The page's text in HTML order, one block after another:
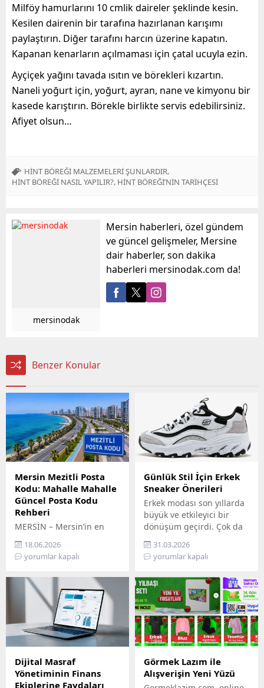
Milföy hamurlarını 10 cmlik daireler şeklinde kesin.
Kesilen dairenin bir tarafına hazırlanan karışımı
paylaştırın. Diğer tarafını harcın üzerine kapatın.
Kapanan kenarların açılmaması için çatal ucuyla ezin.
Ayçiçek yağını tavada ısıtın ve börekleri kızartın.
Naneli yoğurt için, yoğurt, ayran, nane ve kimyonu bir
kasede karıştırın. Börekle birlikte servis edebilirsiniz.
Afiyet olsun…
HİNT BÖREĞİ MALZEMELERİ ŞUNLARDIR
HİNT BÖREĞİ NASIL YAPILIR? HİNT BÖREĞİ’NİN TARİHÇESİ
mersinodak
Mersin haberleri, özel gündem
ve güncel gelişmeler, Mersine
dair haberler, son dakika
haberleri mersinodak.com da!
Benzer Konular
Mersin Mezitli Posta
Kodu: Mahalle Mahalle
Güncel Posta Kodu
Rehberi
MERSİN – Mersin’in en
hızlı gelişen ilçelerinden
biri olan Mezitli, artan
nüfusu ve büyüyen
çekiyor. Resmi işlemlerden
kargo gönderilerine, e-
ticaretten adres
kayıtlarına kadar birçok
alanda doğru posta
kodunun kullanılması
büyük önem taşıyor.
Vatandaşlar tarafından
sıkça araştırılan “Mersin
18.06.2026
yorumlar kapalı
Günlük Stil İçin Erkek
Sneaker Önerileri
Erkek modası son yıllarda
büyük ve etkileyici bir
dönüşüm geçirdi. Çok da
uzak olmayan bir
geçmişte sadece spor
salonlarında,
yoğun fiziksel aktivitelerde
tercih edilen ayakkabılar,
günümüzde günlük
giyimin ve modern tarzın
tam merkezine yerleşti. Bu
evrim, konfor ve estetiğin
mükemmel birleşimini
arayan erkeklerin değişen
talepleri doğrultusunda
31.03.2026
yorumlar kapalı
Dijital Masraf
Yönetiminin Finans
Ekiplerine Faydaları
Görmek Lazım ile
Alışverişin Yeni Yüzü